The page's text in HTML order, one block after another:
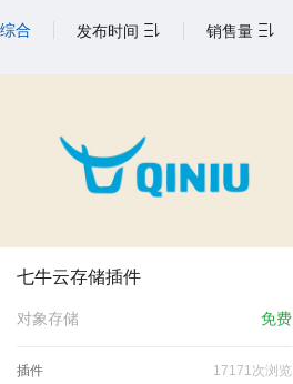
综合 发布时间 销售量
七牛云存储插件
免费
对象存储
插件 17171次浏览